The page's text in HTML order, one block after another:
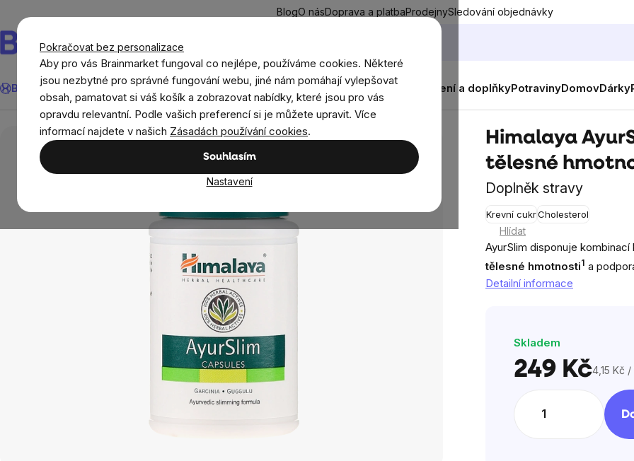
Pokračovat bez personalizace
Aby pro vás Brainmarket fungoval co nejlépe, používáme cookies. Některé
jsou nezbytné pro správné fungování webu, jiné nám pomáhají vylepšovat
obsah, pamatovat si váš košík a zobrazovat nabídky, které jsou pro vás
opravdu relevantní. Podle vašich preferencí si je můžete upravit. Více
informací najdete v našich Zásadách používání cookies.
Souhlasím
Nastavení
obsah
BlogO násDoprava a platbaProdejnySledování objednávky
Hledat
BrainMax® Léto Ušetři CíleDoplňky stravy a výživaNovinkyMužiŽenyDěti Oblečení a doplňkyPotravinyDomovDárky
Cíle Himalaya AyurSlim, podpora kontroly tělesné hmotnosti, 60 kapslí
Himalaya
tělesné
Doplněk stravy
Krevní cukrCholesterol
produktu
je
Hlídat
AyurSlim disponuje
tělesné hmotnosti1 a
Detailní informace
Skladem
249 KčMěrná
cena:
4,15 Kč /